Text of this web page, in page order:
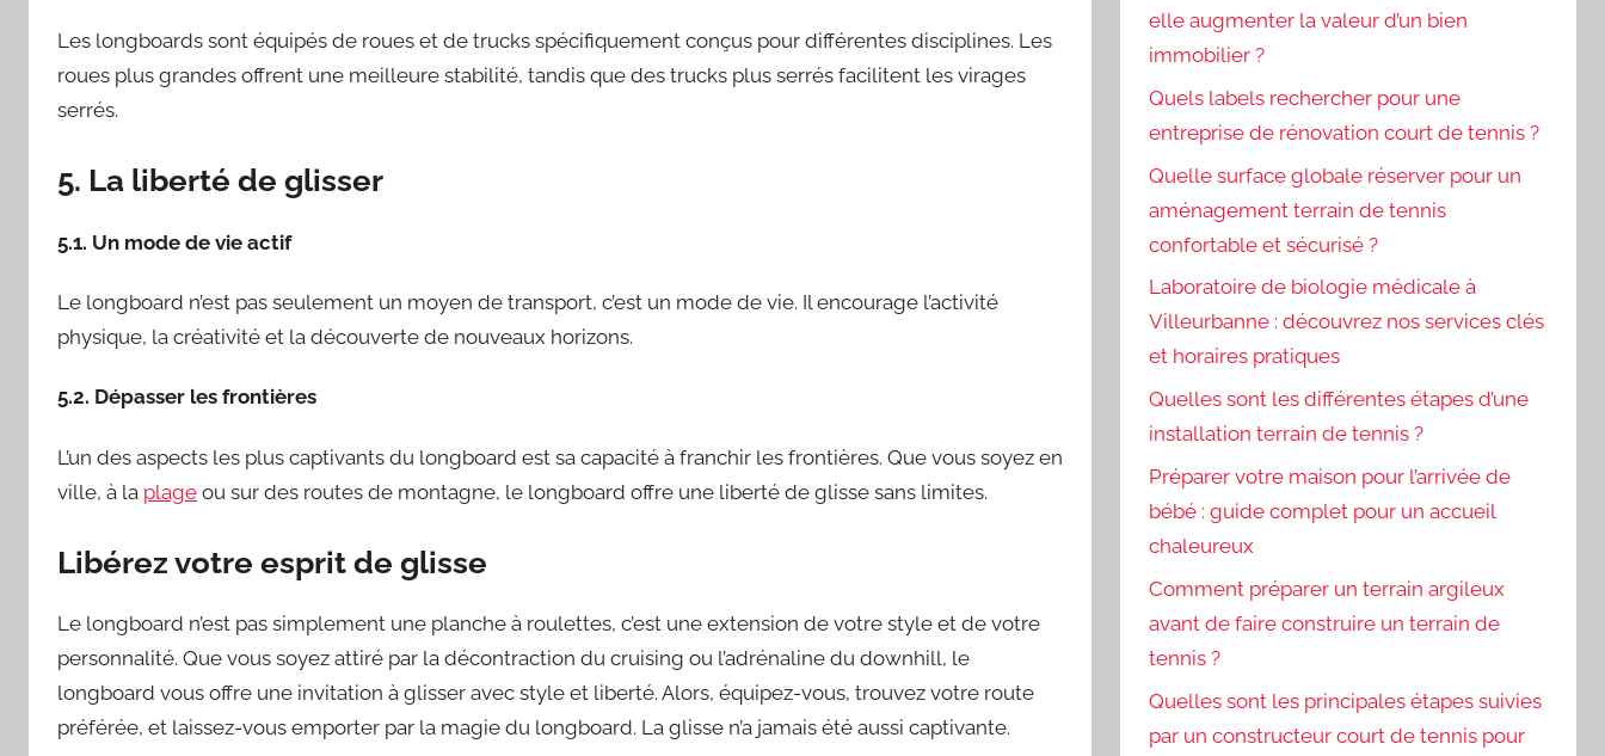
Les longboards sont équipés de roues et de trucks spécifiquement conçus pour différentes disciplines. Les
roues plus grandes offrent une meilleure stabilité, tandis que des trucks plus serrés facilitent les virages
serrés.
5. La liberté de glisser
5.1. Un mode de vie actif
Le longboard n’est pas seulement un moyen de transport, c’est un mode de vie. Il encourage l’activité
physique, la créativité et la découverte de nouveaux horizons.
5.2. Dépasser les frontières
L’un des aspects les plus captivants du longboard est sa capacité à franchir les frontières. Que vous soyez en
ville, à la plage ou sur des routes de montagne, le longboard offre une liberté de glisse sans limites.
Libérez votre esprit de glisse
Le longboard n’est pas simplement une planche à roulettes, c’est une extension de votre style et de votre
personnalité. Que vous soyez attiré par la décontraction du cruising ou l’adrénaline du downhill, le
longboard vous offre une invitation à glisser avec style et liberté. Alors, équipez-vous, trouvez votre route
préférée, et laissez-vous emporter par la magie du longboard. La glisse n’a jamais été aussi captivante.
elle augmenter la valeur d’un bien
immobilier ?
Quels labels rechercher pour une
entreprise de rénovation court de tennis ?
Quelle surface globale réserver pour un
aménagement terrain de tennis
confortable et sécurisé ?
Laboratoire de biologie médicale à
Villeurbanne : découvrez nos services clés
et horaires pratiques
Quelles sont les différentes étapes d’une
installation terrain de tennis ?
Préparer votre maison pour l’arrivée de
bébé : guide complet pour un accueil
chaleureux
Comment préparer un terrain argileux
avant de faire construire un terrain de
tennis ?
Quelles sont les principales étapes suivies
par un constructeur court de tennis pour